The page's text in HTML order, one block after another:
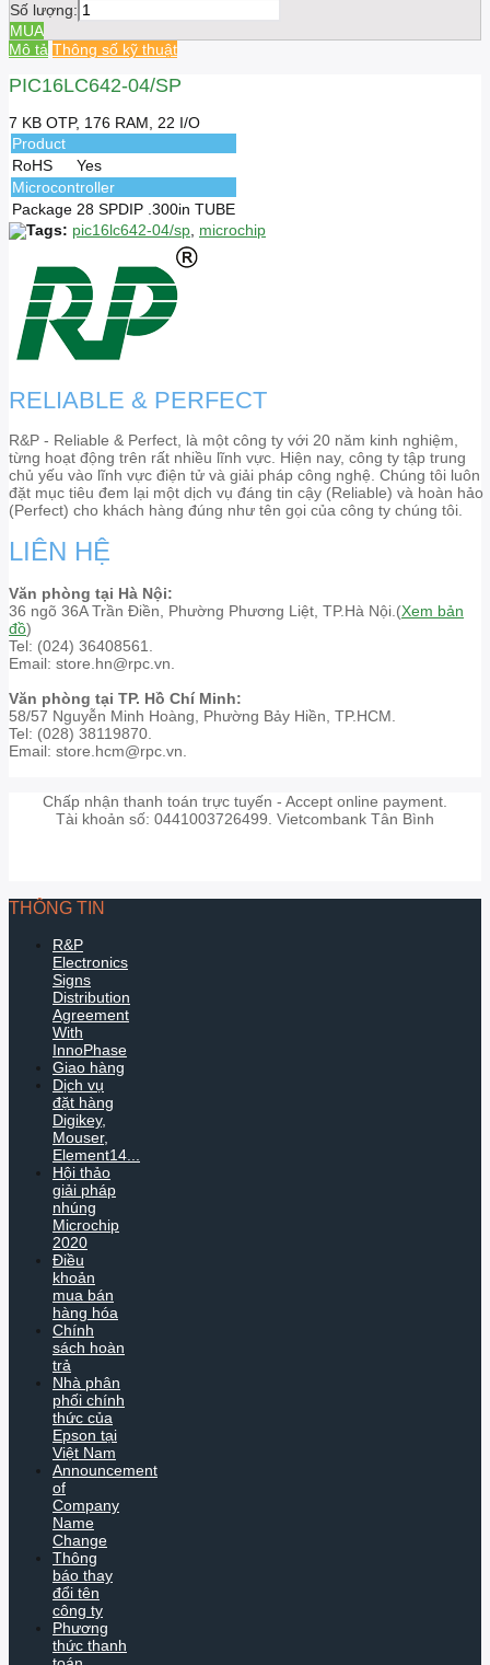
Số lượng:
MUA
Mô tả Thông số kỹ thuật
PIC16LC642-04/SP
7 KB OTP, 176 RAM, 22 I/O
Product
RoHS
Yes
Microcontroller
Package 28 SPDIP .300in TUBE
Tags: pic16lc642-04/sp microchip
RELIABLE & PERFECT
R&P - Reliable & Perfect, là một công ty với 20 năm kinh nghiệm,
từng hoạt động trên rất nhiều lĩnh vực. Hiện nay, công ty tập trung
chủ yếu vào lĩnh vực điện tử và giải pháp công nghệ. Chúng tôi luôn
đặt mục tiêu đem lại một dịch vụ đáng tin cậy (Reliable) và hoàn hảo
(Perfect) cho khách hàng đúng như tên gọi của công ty chúng tôi.
LIÊN HỆ
Văn phòng tại Hà Nội:
36 ngõ 36A Trần Điền, Phường Phương Liệt, TP.Hà Nội.(Xem bản
đồ)
Tel: (024) 36408561.
Email: store.hn@rpc.vn.
Văn phòng tại TP. Hồ Chí Minh:
58/57 Nguyễn Minh Hoàng, Phường Bảy Hiền, TP.HCM.
Tel: (028) 38119870.
Email: store.hcm@rpc.vn.
Chấp nhận thanh toán trực tuyến - Accept online payment.
Tài khoản số: 0441003726499. Vietcombank Tân Bình
THÔNG TIN
R&P
Electronics
Signs
Distribution
Agreement
With
InnoPhase
Giao hàng
Dịch vụ
đặt hàng
Digikey,
Mouser,
Element14...
Hội thảo
giải pháp
nhúng
Microchip
2020
Điều
khoản
mua bán
hàng hóa
Chính
sách hoàn
trả
Nhà phân
phối chính
thức của
Epson tại
Việt Nam
Announcement
of
Company
Name
Change
Thông
báo thay
đổi tên
công ty
Phương
thức thanh